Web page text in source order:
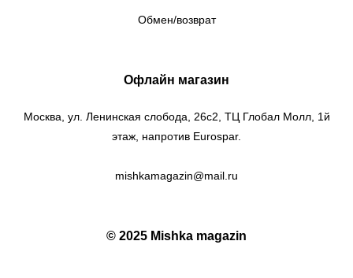
Обмен/возврат
Офлайн магазин
Москва, ул. Ленинская слобода, 26c2, ТЦ Глобал Молл, 1й
этаж, напротив Eurospar.
mishkamagazin@mail.ru
© 2025 Mishka magazin